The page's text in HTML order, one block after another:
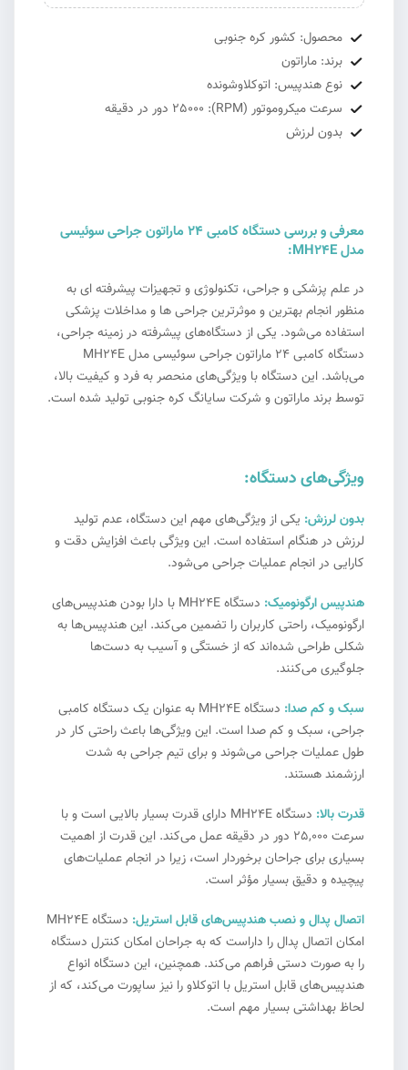
محصول: کشور کره جنوبی
برند: ماراتون
نوع هندپیس: اتوکلاوشونده
سرعت میکروموتور (RPM): 25000 دور در دقیقه
بدون لرزش
معرفی و بررسی دستگاه کامبی 24 ماراتون جراحی سوئیسی
مدل MH24E:
در علم پزشکی و جراحی، تکنولوژی و تجهیزات پیشرفته ای به
منظور انجام بهترین و موثرترین جراحی ها و مداخلات پزشکی
استفاده می‌شود. یکی از دستگاه‌های پیشرفته در زمینه جراحی،
دستگاه کامبی 24 ماراتون جراحی سوئیسی مدل MH24E
می‌باشد. این دستگاه با ویژگی‌های منحصر به فرد و کیفیت بالا،
توسط برند ماراتون و شرکت سایانگ کره جنوبی تولید شده است.
ویژگی‌های دستگاه:
بدون لرزش: یکی از ویژگی‌های مهم این دستگاه، عدم تولید
لرزش در هنگام استفاده است. این ویژگی باعث افزایش دقت و
کارایی در انجام عملیات جراحی می‌شود.
هندپیس ارگونومیک:
دستگاه MH24E با دارا بودن هندپیس‌های
ارگونومیک، راحتی کاربران را تضمین می‌کند. این هندپیس‌ها به
شکلی طراحی شده‌اند که از خستگی و آسیب به دست‌ها
جلوگیری می‌کنند.
سبک و کم صدا:
دستگاه MH24E به عنوان یک دستگاه کامبی
جراحی، سبک و کم صدا است. این ویژگی‌ها باعث راحتی کار در
طول عملیات جراحی می‌شوند و برای تیم جراحی به شدت
ارزشمند هستند.
قدرت بالا:
دستگاه MH24E دارای قدرت بسیار بالایی است و با
سرعت 25,000 دور در دقیقه عمل می‌کند. این قدرت از اهمیت
بسیاری برای جراحان برخوردار است، زیرا در انجام عملیات‌های
پیچیده و دقیق بسیار مؤثر است.
اتصال پدال و نصب هندپیس‌های قابل استریل:
دستگاه MH24E
امکان اتصال پدال را داراست که به جراحان امکان کنترل دستگاه
را به صورت دستی فراهم می‌کند. همچنین، این دستگاه انواع
هندپیس‌های قابل استریل با اتوکلاو را نیز ساپورت می‌کند، که از
لحاظ بهداشتی بسیار مهم است.